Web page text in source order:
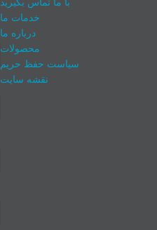
خدمات ما
درباره ما
محصولات
سیاست حفظ حریم
نقشه سایت